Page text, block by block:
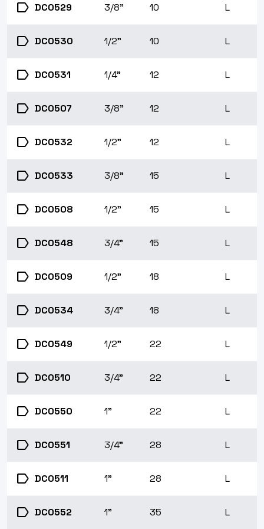
label DC0529 3/8" 10 L
label DC0530 1/2" 10 L
label DC0531 1/4" 12 L
label DC0507 3/8" 12 L
label DC0532 1/2" 12 L
label DC0533 3/8" 15 L
label DC0508 1/2" 15 L
label DC0548 3/4" 15 L
label DC0509 1/2" 18 L
label DC0534 3/4" 18 L
label DC0549 1/2" 22 L
label DC0510 3/4" 22 L
label DC0550 1" 22 L
label DC0551 3/4" 28 L
label DC0511 1" 28 L
label DC0552 1" 35 L